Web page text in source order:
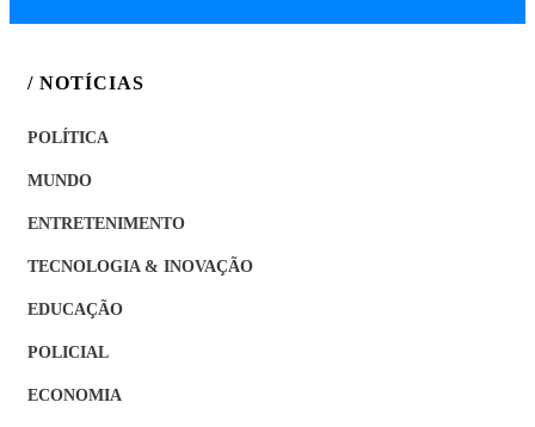
/ NOTÍCIAS
POLÍTICA
MUNDO
ENTRETENIMENTO
TECNOLOGIA & INOVAÇÃO
EDUCAÇÃO
POLICIAL
ECONOMIA